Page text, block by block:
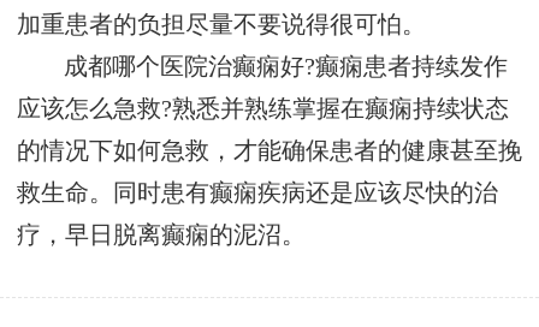
加重患者的负担尽量不要说得很可怕。
成都哪个医院治癫痫好?癫痫患者持续发作
应该怎么急救?熟悉并熟练掌握在癫痫持续状态
的情况下如何急救，才能确保患者的健康甚至挽
救生命。同时患有癫痫疾病还是应该尽快的治
疗，早日脱离癫痫的泥沼。